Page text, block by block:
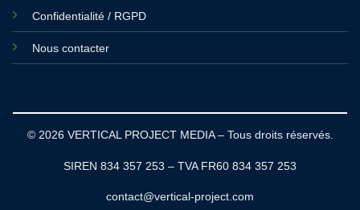
Confidentialité / RGPD
Nous contacter
© 2026 VERTICAL PROJECT MEDIA – Tous droits réservés.
SIREN 834 357 253 – TVA FR60 834 357 253
contact@vertical-project.com